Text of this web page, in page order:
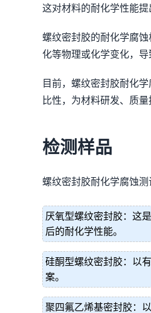
这对材料的耐化学性能
螺纹密封胶的耐化学腐
化等物理或化学变化，
目前，螺纹密封胶耐化
比性，为材料研发、质
检测样品
螺纹密封胶耐化学腐蚀
厌氧型螺纹密封胶：这
后的耐化学性能。
硅酮型螺纹密封胶：以
案。
聚四氟乙烯基密封胶：